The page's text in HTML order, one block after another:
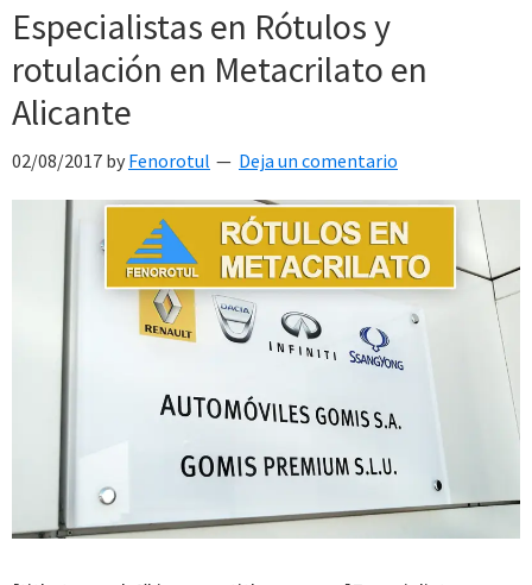
Especialistas en Rótulos y
rotulación en Metacrilato en
Alicante
02/08/2017 by Fenorotul Deja un comentario